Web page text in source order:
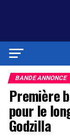
BANDE ANNONCE
Première
pour le
Godzilla